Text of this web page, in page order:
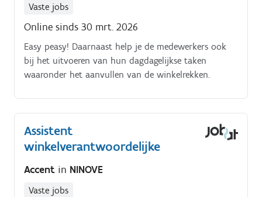
Vaste jobs
Online sinds 30 mrt. 2026
Easy peasy! Daarnaast help je de medewerkers ook
bij het uitvoeren van hun dagdagelijkse taken
waaronder het aanvullen van de winkelrekken.
Assistent
winkelverantwoordelijke
Accent in NINOVE
Vaste jobs